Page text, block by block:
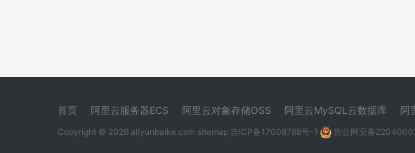
首页 阿里云服务器ECS 阿里云对象存储OSS 阿里云MySQL云数据库 阿
Copyright © 2026 aliyunbaike.com sitemap 吉ICP备17008788号-1 吉公网安备